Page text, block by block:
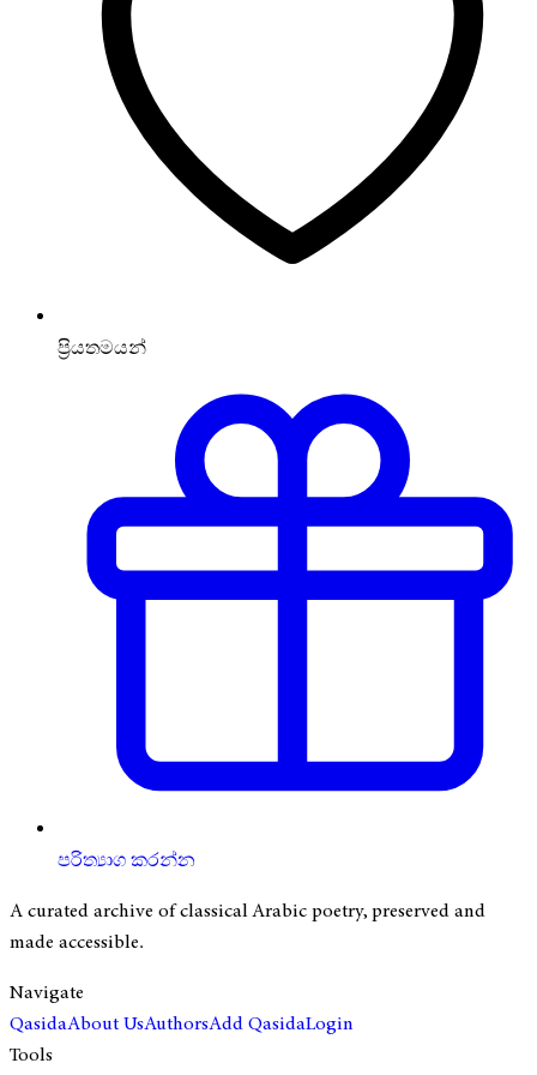
ප්‍රියතමයන්
පරිත්‍යාග කරන්න
A curated archive of classical Arabic poetry, preserved and
made accessible.
Navigate
QasidaAbout UsAuthorsAdd QasidaLogin
Tools